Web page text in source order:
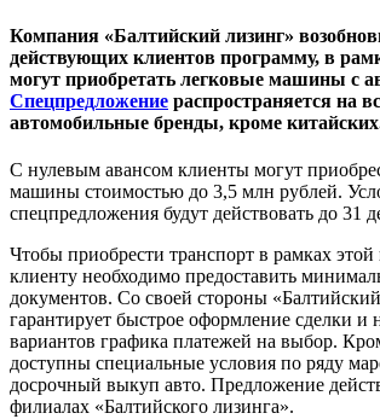
Компания «Балтийский лизинг»
действующих клиентов программу, в
могут приобретать легковые машины с
Спецпредложение распространяется на
автомобильные бренды, кроме
С нулевым авансом клиенты могут
машины стоимостью до 3,5 млн рублей.
спецпредложения будут действовать до 31
Чтобы приобрести транспорт в рамках
клиенту необходимо предоставить
документов. Со своей стороны
гарантирует быстрое оформление сделки и
вариантов графика платежей на выбор.
доступны специальные условия по ряду
досрочный выкуп авто. Предложение
филиалах «Балтийского лизинга».